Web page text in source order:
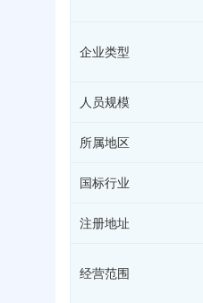
企业类型
人员规模
所属地区
国标行业
注册地址
经营范围